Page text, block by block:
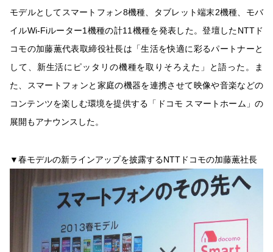
モデルとしてスマートフォン8機種、タブレット端末2機種、モバ
イルWi-Fiルーター1機種の計11機種を発表した。登壇したNTTド
コモの加藤薫代表取締役社長は「生活を快適に彩るパートナーと
して、新生活にピッタリの機種を取りそろえた」と語った。ま
た、スマートフォンと家庭の機器を連携させて映像や音楽などの
コンテンツを楽しむ環境を提供する「ドコモ スマートホーム」の
展開もアナウンスした。
▼春モデルの新ラインアップを披露するNTTドコモの加藤薫社長